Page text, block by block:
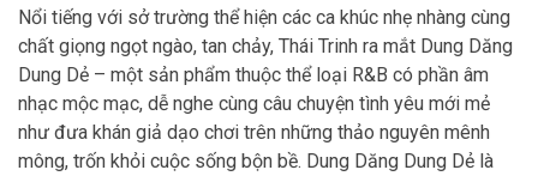
Nổi tiếng với sở trường thể hiện các ca khúc nhẹ nhàng cùng
chất giọng ngọt ngào, tan chảy, Thái Trinh ra mắt Dung Dăng
Dung Dẻ – một sản phẩm thuộc thể loại R&B có phần âm
nhạc mộc mạc, dễ nghe cùng câu chuyện tình yêu mới mẻ
như đưa khán giả dạo chơi trên những thảo nguyên mênh
mông, trốn khỏi cuộc sống bộn bề. Dung Dăng Dung Dẻ là